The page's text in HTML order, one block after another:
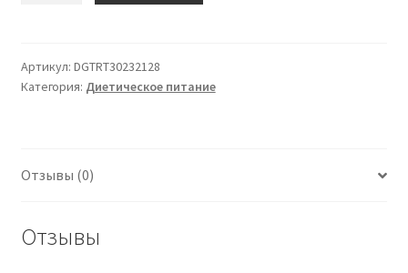
Veterinary
Dog
Артикул: DGTRT30232128
Категория: Диетическое питание
Отзывы (0)
Отзывы